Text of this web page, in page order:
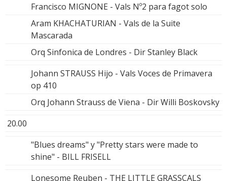
Francisco MIGNONE - Vals Nº2 para fagot solo
Aram KHACHATURIAN - Vals de la Suite
Mascarada
Orq Sinfonica de Londres - Dir Stanley Black
Johann STRAUSS Hijo - Vals Voces de Primavera
op 410
Orq Johann Strauss de Viena - Dir Willi Boskovsky
20.00
"Blues dreams" y "Pretty stars were made to
shine" - BILL FRISELL
Lonesome Reuben - THE LITTLE GRASSCALS